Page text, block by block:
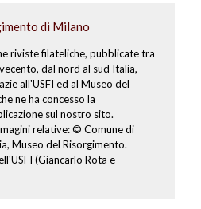
di Milano
riviste filateliche, pubblicate tra
dal nord al sud Italia,
all'USFI ed al Museo del
ne ha concesso la
sul nostro sito.
relative: © Comune di
Museo del Risorgimento.
(Giancarlo Rota e